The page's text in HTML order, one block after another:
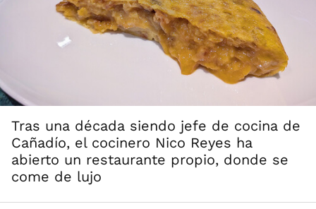
Tras una década siendo jefe de cocina de
Cañadío, el cocinero Nico Reyes ha
abierto un restaurante propio, donde se
come de lujo